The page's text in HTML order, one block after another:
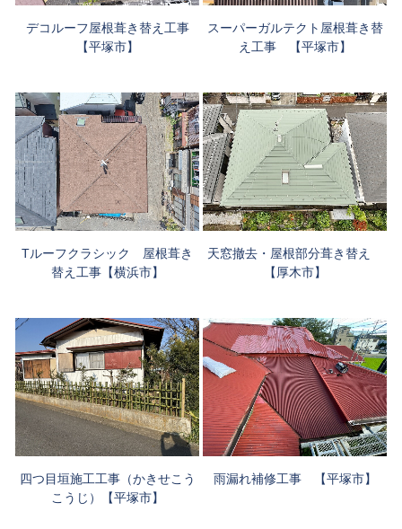
デコルーフ屋根葺き替え工事
【平塚市】
スーパーガルテクト屋根葺き替
え工事 【平塚市】
Tルーフクラシック 屋根葺き
替え工事【横浜市】
天窓撤去・屋根部分葺き替え
【厚木市】
四つ目垣施工工事（かきせこう
こうじ）【平塚市】
雨漏れ補修工事 【平塚市】